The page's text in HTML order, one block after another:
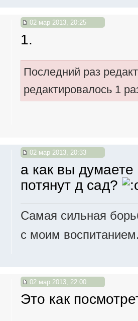
02 мар 2013, 20:25
1.
Последний раз
редактировалось 1
02 мар 2013, 20:33
а как вы
потянут д сад?
Самая сильная
с моим
02 мар 2013, 22:00
Это как